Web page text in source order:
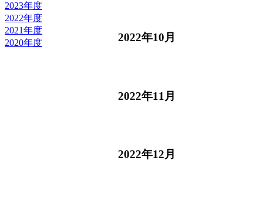
2023年度
2022年度
2021年度
2020年度
2022年10月
2022年11月
2022年12月